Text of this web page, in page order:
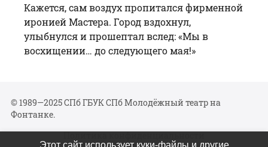
Кажется, сам воздух пропитался фирменной
иронией Мастера. Город вздохнул,
улыбнулся и прошептал вслед: «Мы в
восхищении… до следующего мая!»
© 1989—2025 СПб ГБУК СПб Молодёжный театр на
Фонтанке.
Политика конфиденциальности
Этот сайт использует куки-файлы и другие